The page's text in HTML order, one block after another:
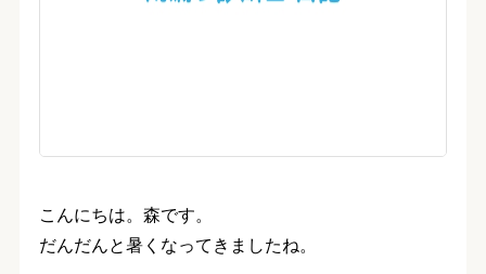
こんにちは。森です。
だんだんと暑くなってきましたね。